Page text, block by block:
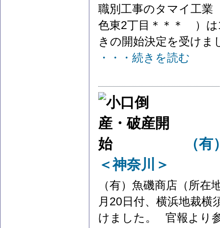
職別工事のタマイ工業
色東2丁目＊＊＊ ）は
きの開始決定を受け
・・・続きを読む
（
＜神奈川＞
（有）魚磯商店（所
月20日付、横浜地裁横
けました。 官報より